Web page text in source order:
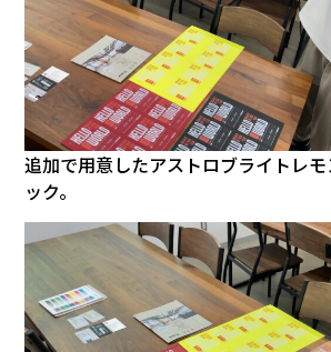
追加で用意したアストロブライトレ
ック。